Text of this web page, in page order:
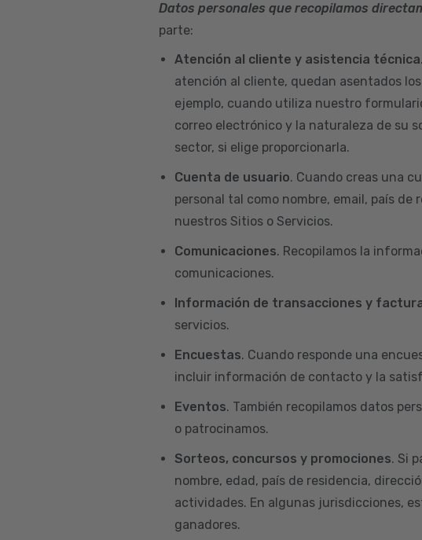
Datos personales que recopilamos
parte:
Atención al cliente y asistencia técnica
atención al cliente, quedan asentados
ejemplo, cuando utiliza nuestro
correo electrónico y la naturaleza de su
sector, si elige proporcionarla.
Cuenta de usuario. Cuando creas una
personal tal como nombre, email, país
nuestros Sitios o Servicios.
Comunicaciones. Recopilamos la
comunicaciones.
Información de transacciones y
servicios.
Encuestas. Cuando responde una
incluir información de contacto y la
Eventos. También recopilamos datos
o patrocinamos.
Sorteos, concursos y promociones. Si
nombre, edad, país de residencia,
actividades. En algunas jurisdicciones,
ganadores.